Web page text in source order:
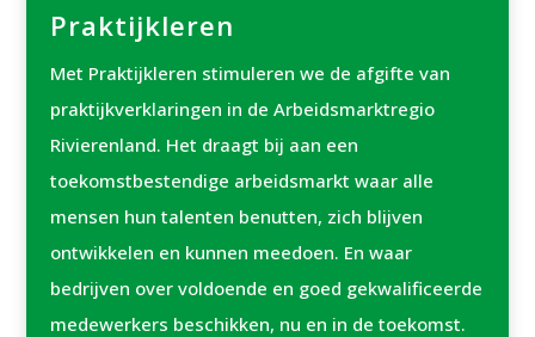
Praktijkleren
Met Praktijkleren stimuleren we de afgifte van
praktijkverklaringen in de Arbeidsmarktregio
Rivierenland. Het draagt bij aan een
toekomstbestendige arbeidsmarkt waar alle
mensen hun talenten benutten, zich blijven
ontwikkelen en kunnen meedoen. En waar
bedrijven over voldoende en goed gekwalificeerde
medewerkers beschikken, nu en in de toekomst.